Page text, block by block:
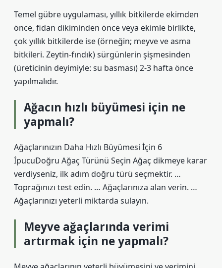
Temel gübre uygulaması, yıllık bitkilerde ekimden
önce, fidan dikiminden önce veya ekimle birlikte,
çok yıllık bitkilerde ise (örneğin; meyve ve asma
bitkileri. Zeytin-fındık) sürgünlerin şişmesinden
(üreticinin deyimiyle: su basması) 2-3 hafta önce
yapılmalıdır.
Ağacın hızlı büyümesi için ne
yapmalı?
Ağaçlarınızın Daha Hızlı Büyümesi İçin 6
İpucuDoğru Ağaç Türünü Seçin Ağaç dikmeye karar
verdiyseniz, ilk adım doğru türü seçmektir. …
Toprağınızı test edin. … Ağaçlarınıza alan verin. …
Ağaçlarınızı yeterli miktarda sulayın.
Meyve ağaçlarında verimi
artırmak için ne yapmalı?